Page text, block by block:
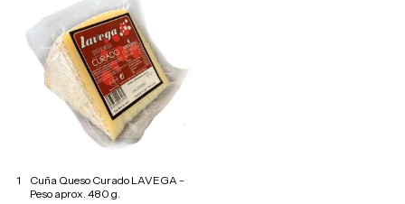
1
Cuña Queso Curado LAVEGA -
Peso aprox. 480 g.